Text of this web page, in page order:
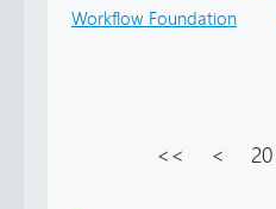
Workflow Foundation
<< < 20